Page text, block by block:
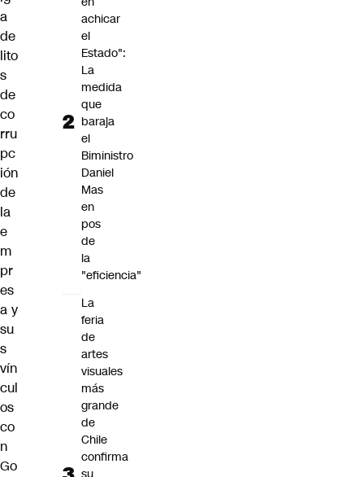
a
de
lito
s
de
co
rru
pc
ión
de
la
e
m
pr
es
a y
su
s
vín
cul
os
co
n
Go
achicar
el
Estado":
La
medida
que
baraja
el
Biministro
Daniel
Mas
en
pos
de
la
"eficiencia"
La
feria
de
artes
visuales
más
grande
de
Chile
confirma
su